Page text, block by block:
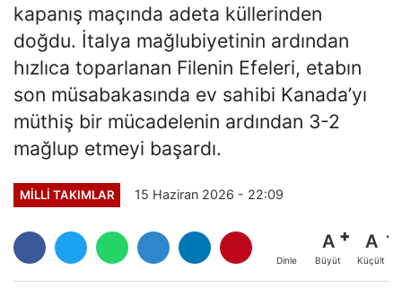
kapanış maçında adeta küllerinden
doğdu. İtalya mağlubiyetinin ardından
hızlıca toparlanan Filenin Efeleri, etabın
son müsabakasında ev sahibi Kanada’yı
müthiş bir mücadelenin ardından 3-2
mağlup etmeyi başardı.
MILLI TAKIMLAR 15 Haziran 2026 - 22:09
Dinle
A
Büyüt
A
Küçült